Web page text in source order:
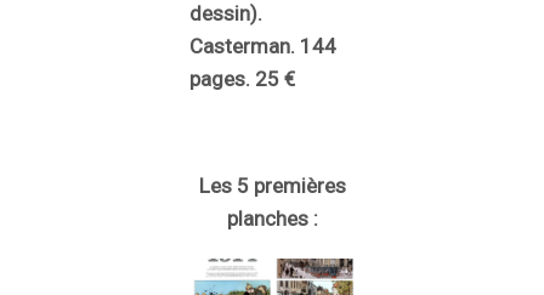
dessin).
Casterman. 144
pages. 25 €
Les 5 premières
planches :